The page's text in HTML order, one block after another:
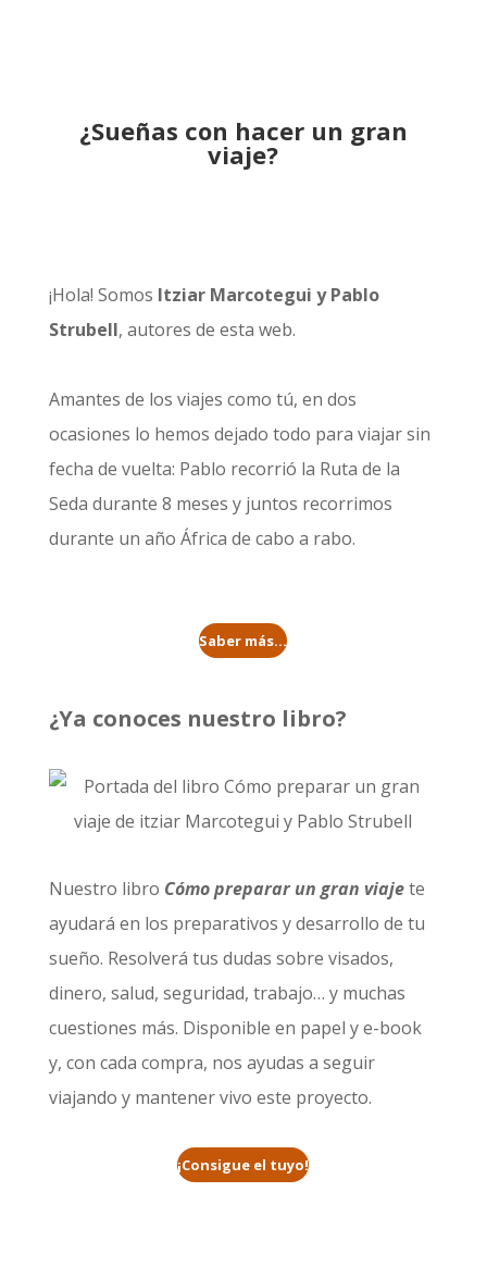
¿Sueñas con hacer un gran
viaje?
¡Hola! Somos Itziar Marcotegui y Pablo
Strubell, autores de esta web.
Amantes de los viajes como tú, en dos
ocasiones lo hemos dejado todo para viajar sin
fecha de vuelta: Pablo recorrió la Ruta de la
Seda durante 8 meses y juntos recorrimos
durante un año África de cabo a rabo.
Saber más...
¿Ya conoces nuestro libro?
Nuestro libro Cómo preparar un gran viajete
ayudará en los preparativos y desarrollo de tu
sueño. Resolverá tus dudas sobre visados,
dinero, salud, seguridad, trabajo… y muchas
cuestiones más. Disponible en papel y e-book
y, con cada compra, nos ayudas a seguir
viajando y mantener vivo este proyecto.
¡Consigue el tuyo!